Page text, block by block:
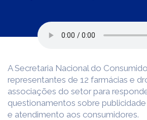
A Secretaria Nacional do
representantes de 12 farmácias e
associações do setor para
questionamentos sobre
e atendimento aos consumidores.